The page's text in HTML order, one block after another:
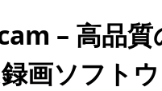
– 高品質
画ソフトウ